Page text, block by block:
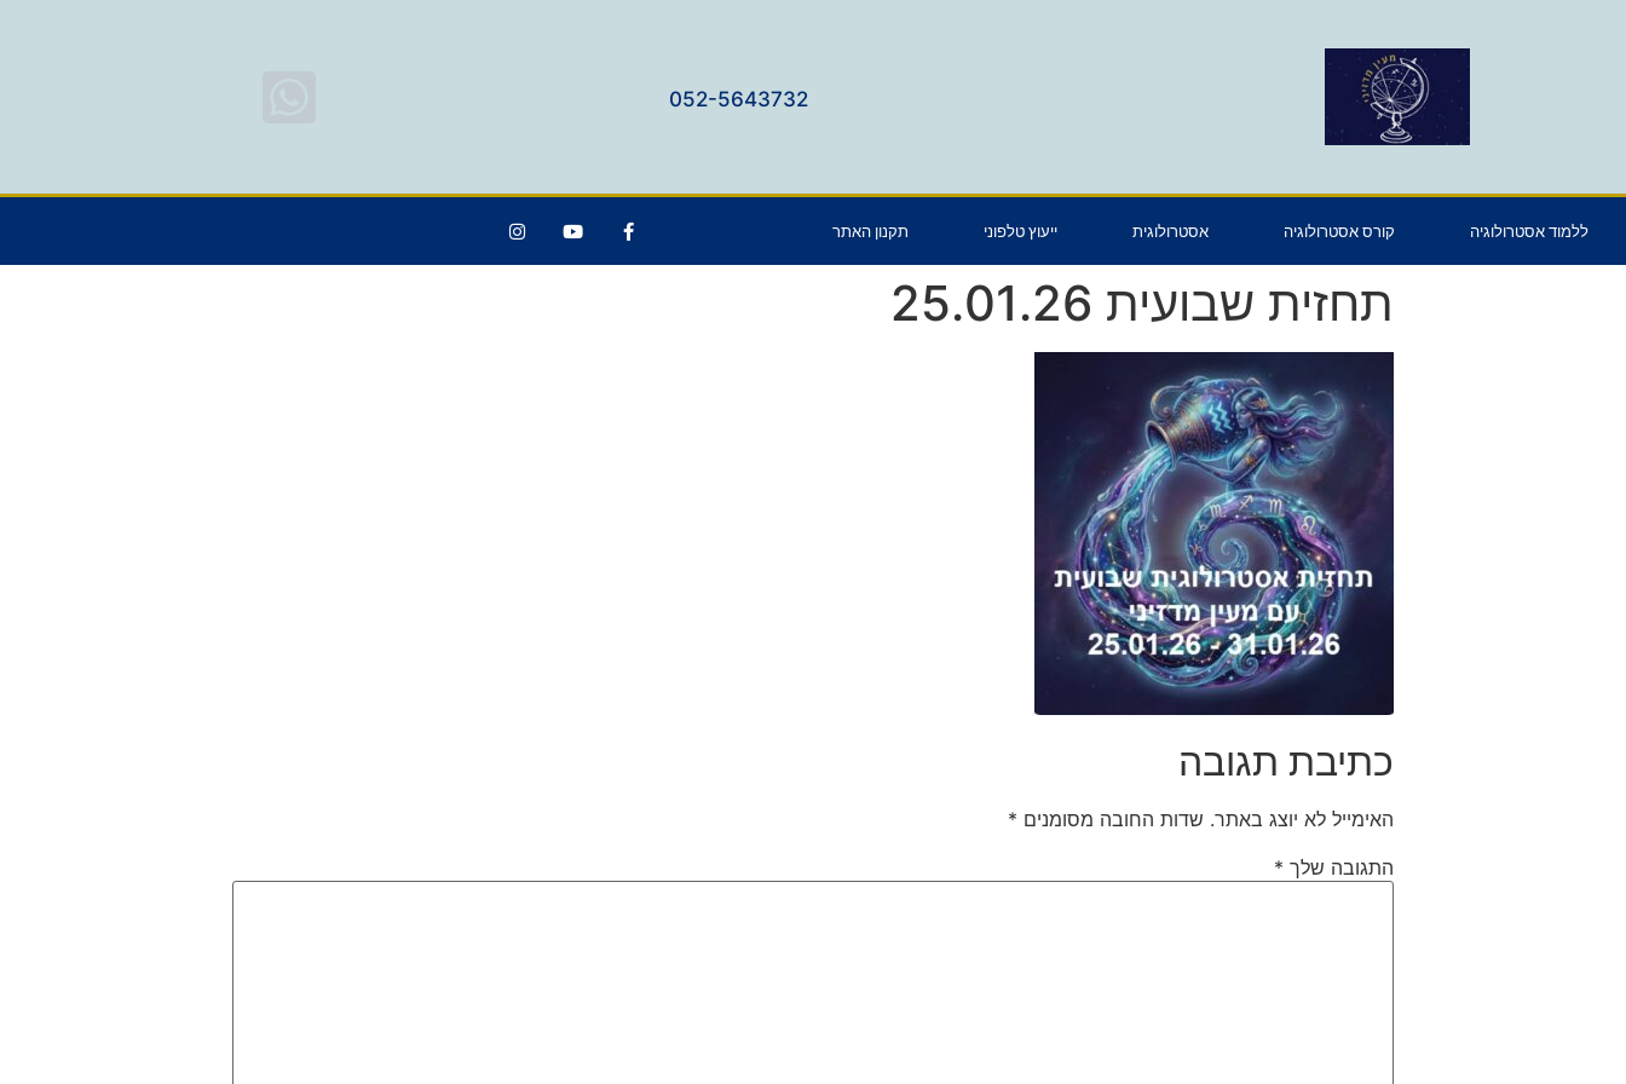
052-5643732
ללמוד אסטרולוגיה קורס אסטרולוגיה אסטרולוגית ייעוץ טלפוני תקנון האתר
תחזית שבועית 25.01.26
כתיבת תגובה
האימייל לא יוצג באתר. שדות החובה מסומנים *
התגובה שלך *